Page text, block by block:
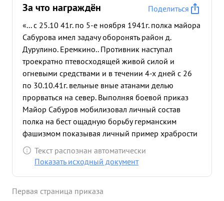
За что награждён
Поделиться
«... с 25.10 41г. по 5-е ноября 1941г. полка майора
Сабурова имел задачу оборонять район д.
Дурулино. Еремкино.. Противник наступал
троекратно птевосходящей живой силой и
огневыми средствами и в течении 4-х дней с 26
по 30.10.41г. вельные вные атанами делью
прорваться на север. Выполняя боевой приказ
Майор Сабуров мобилизовал личный состав
полка на бест ощадную борьбу германским
фашизмом показывая личный пример храбрости
и отваги, находясь сам непосредственно в боевых
порядкахполка, сам лично с винтовкой на
конном строю и в которой под майором
Текст распознан автоматически
Показать исходный документ
Первая страница приказа